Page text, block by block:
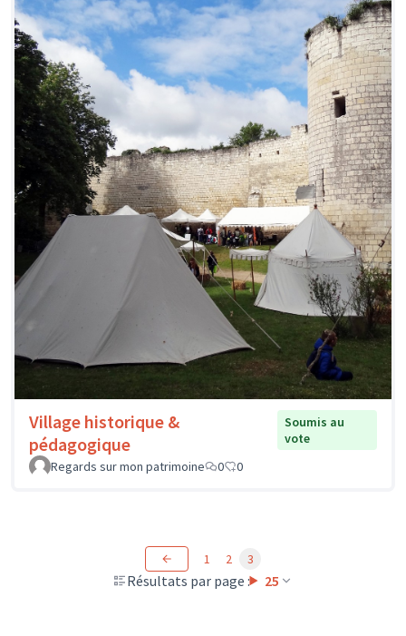
Village historique &
pédagogique
Soumis au
vote
Regards sur mon patrimoine
0 0
Résultats par page : 25
1 2 3